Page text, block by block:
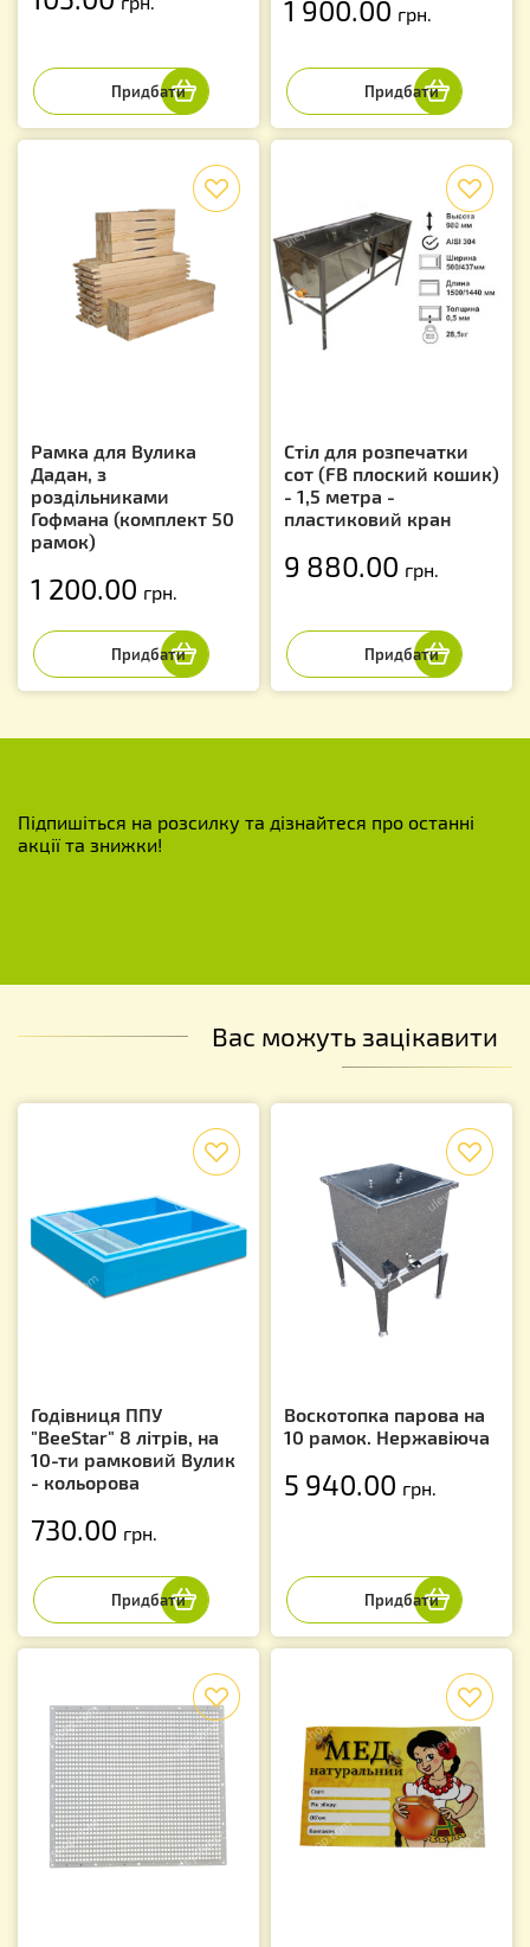
1 900.00 грн.
Рамка для Вулика
Дадан, з
роздільниками
Гофмана (комплект 50
рамок)
1 200.00 грн.
Стіл для розпечатки
сот (FB плоский кошик)
- 1,5 метра -
пластиковий кран
9 880.00 грн.
Підпишіться на розсилку та дізнайтеся про останні
акції та знижки!
Вас можуть зацікавити
Годівниця ППУ
"BeeStar" 8 літрів, на
10-ти рамковий Вулик
- кольорова
730.00 грн.
Воскотопка парова на
10 рамок. Нержавіюча
5 940.00 грн.